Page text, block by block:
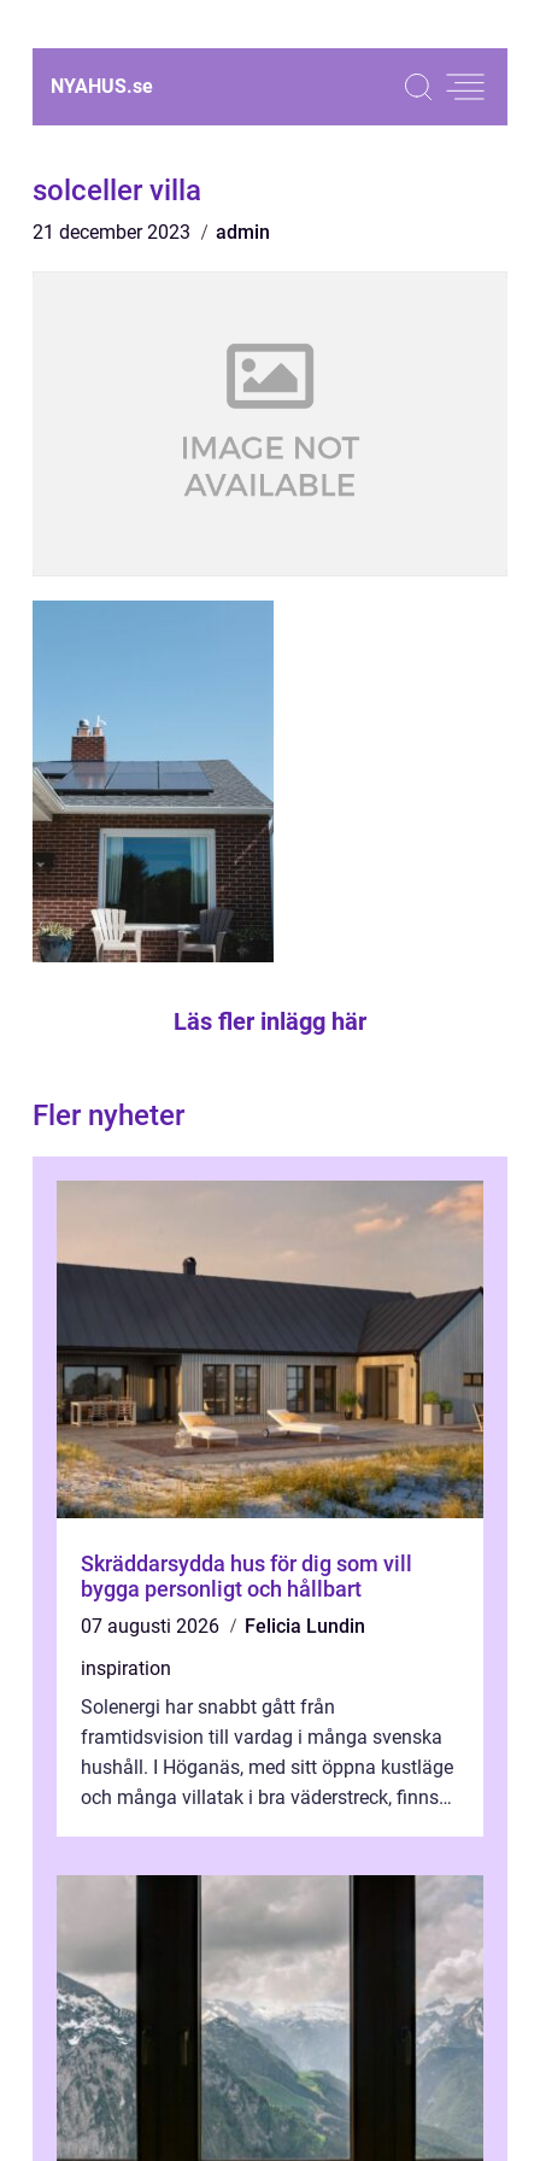
NYAHUS.se
solceller villa
21 december 2023 admin
Läs fler inlägg här
Fler nyheter
Skräddarsydda hus för dig som vill
bygga personligt och hållbart
07 augusti 2026
Felicia Lundin
inspiration
Solenergi har snabbt gått från
framtidsvision till vardag i många svenska
hushåll. I Höganäs, med sitt öppna kustläge
och många villatak i bra väderstreck, finns